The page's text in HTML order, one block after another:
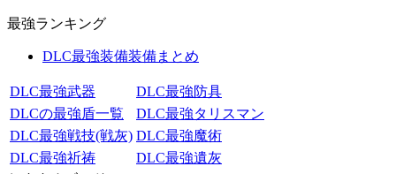
最強ランキング
DLC最強装備装備まとめ
DLC最強武器
DLC最強防具
DLCの最強盾一覧
DLC最強タリスマン
DLC最強戦技(戦灰) DLC最強魔術
DLC最強祈祷
DLC最強遺灰